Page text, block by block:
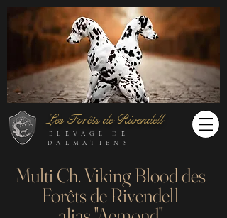
Les Forêts de Rivendell
ELEVAGE DE
DALMATIENS
Multi Ch. Viking Blood des
Forêts de Rivendell